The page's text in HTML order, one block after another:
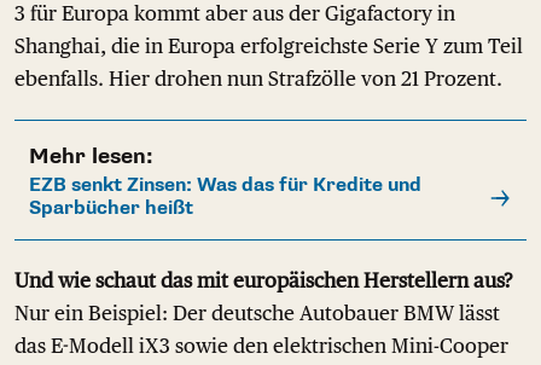
3 für Europa kommt aber aus der Gigafactory in
Shanghai, die in Europa erfolgreichste Serie Y zum Teil
ebenfalls. Hier drohen nun Strafzölle von 21 Prozent.
Mehr lesen:
EZB senkt Zinsen: Was das für Kredite und
Sparbücher heißt
Und wie schaut das mit europäischen Herstellern aus?
Nur ein Beispiel: Der deutsche Autobauer BMW lässt
das E-Modell iX3 sowie den elektrischen Mini-Cooper